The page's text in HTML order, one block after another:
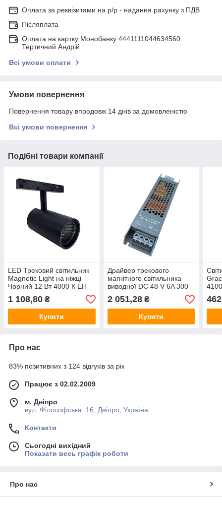
Оплата за реквізитами на р/р - надання рахунку з ПДВ
Післяплата
Оплата на картку Монобанку 4441111044634560
Тертичний Андрій
Всі умови оплати
Умови повернення
Повернення товару впродовж 14 днів за домовленістю
Всі умови повернення
Подібні товари компанії
LED Трековий світильник
Magnetic Light на ніжці
Чорний 12 Вт 4000 К EH-
TMLS-12W
1 108,80 ₴
Купити
Драйвер трекового
магнітного світильника
виводної DC 48 V 6A 300
Вт EH-TDRE-300W
2 051,28₴
Купити
20B
Про нас
83% позитивних з 124 відгуків за рік
Працює з 02.02.2009
м. Дніпро
вул. Філософська, 16, Дніпро, Україна
Контакти
Сьогодні вихідний
Показати весь графік роботи
Про нас